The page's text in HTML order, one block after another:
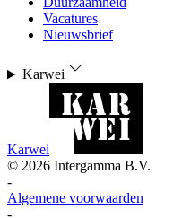
Vacatures
Nieuwsbrief
Karwei
Karwei
© 2026 Intergamma B.V.
-
Algemene voorwaarden
-